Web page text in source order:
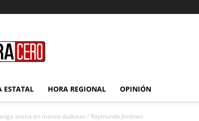
Cero
ESTATAL HORA REGIONAL OPINIÓN
ancha en manos dudosas / Raymundo Jiménez